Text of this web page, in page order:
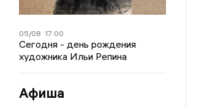
05/08 17:00
Сегодня - день рождения
художника Ильи Репина
Афиша